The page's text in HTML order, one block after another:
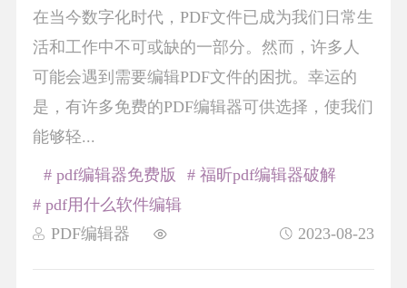
在当今数字化时代，PDF文件已成为我们日常生
活和工作中不可或缺的一部分。然而，许多人
可能会遇到需要编辑PDF文件的困扰。幸运的
是，有许多免费的PDF编辑器可供选择，使我们
能够轻...
PDF编辑器 2023-08-23
# pdf编辑器免费版
# 福昕pdf编辑器破解
# pdf用什么软件编辑